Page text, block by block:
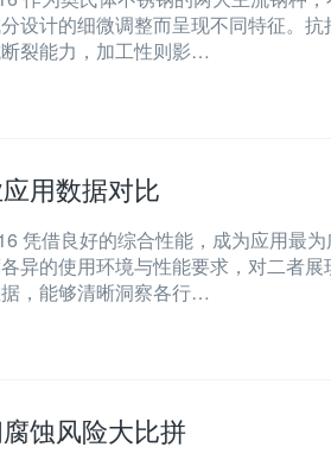
设计的细微调整而呈现不同特征。
裂能力，加工性则影…
用数据对比
凭借良好的综合性能，成为应用最
异的使用环境与性能要求，对二者
，能够清晰洞察各行…
蚀风险大比拼